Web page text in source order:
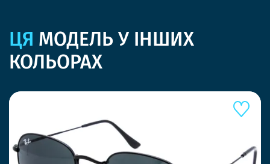
ЦЯ МОДЕЛЬ У ІНШИХ
КОЛЬОРАХ